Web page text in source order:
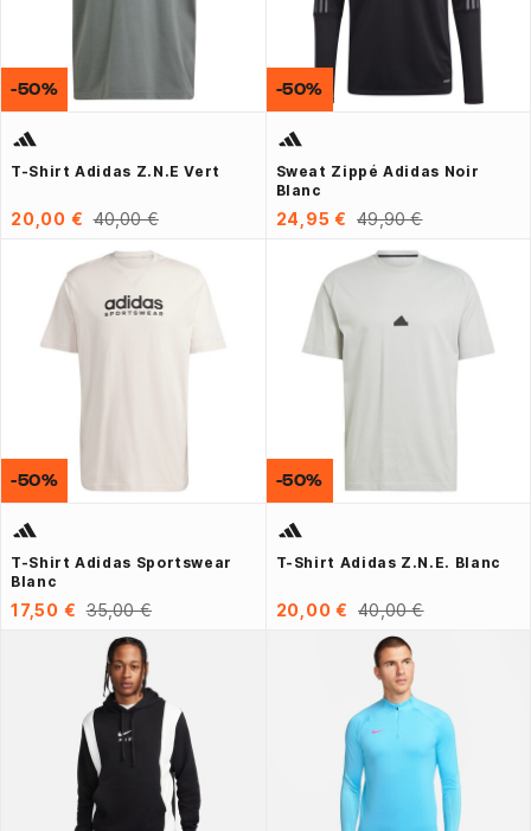
T-Shirt Adidas Z.N.E Vert
20,00 € 40,00 €
-50%
Sweat Zippé Adidas Noir
Blanc
24,95 € 49,90 €
-50%
T-Shirt Adidas Sportswear
Blanc
17,50 € 35,00 €
-50%
T-Shirt Adidas Z.N.E. Blanc
20,00 € 40,00 €
-50%